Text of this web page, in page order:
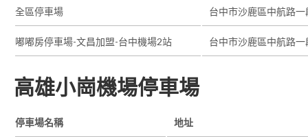
全區停車場 台中市沙鹿區中航路一
嘟嘟房停車場-文昌加盟-台中機場2站 台中市沙鹿區中航路
高雄小崗機場停車場
停車場名稱 地址